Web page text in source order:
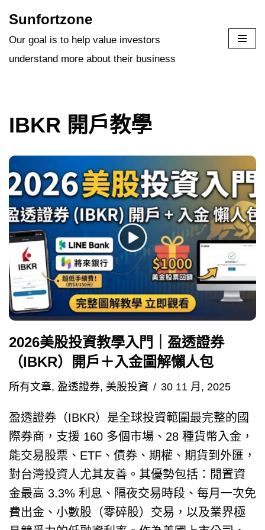
Skip
Sunfortzone
Our goal is to help value investors
understand more about their business
IBKR 開戶教學
2026美股投資教學入門｜盈透證券
（IBKR）開戶＋入金圖解懶人包
所有文章, 盈透證券, 美股投資 30 11 月, 2025
盈透證券（IBKR）是全球投資範圍最完整的國
際券商，支援 160 多個市場、28 種貨幣入金，
能交易股票、ETF、債券、期權、期貨到外匯，
對台灣投資人尤其友善。其優勢包括：閒置資
金最高 3.3% 利息、隔夜交易時段、每月一次免
費出金、小數股（零碎股）交易，以及業界極